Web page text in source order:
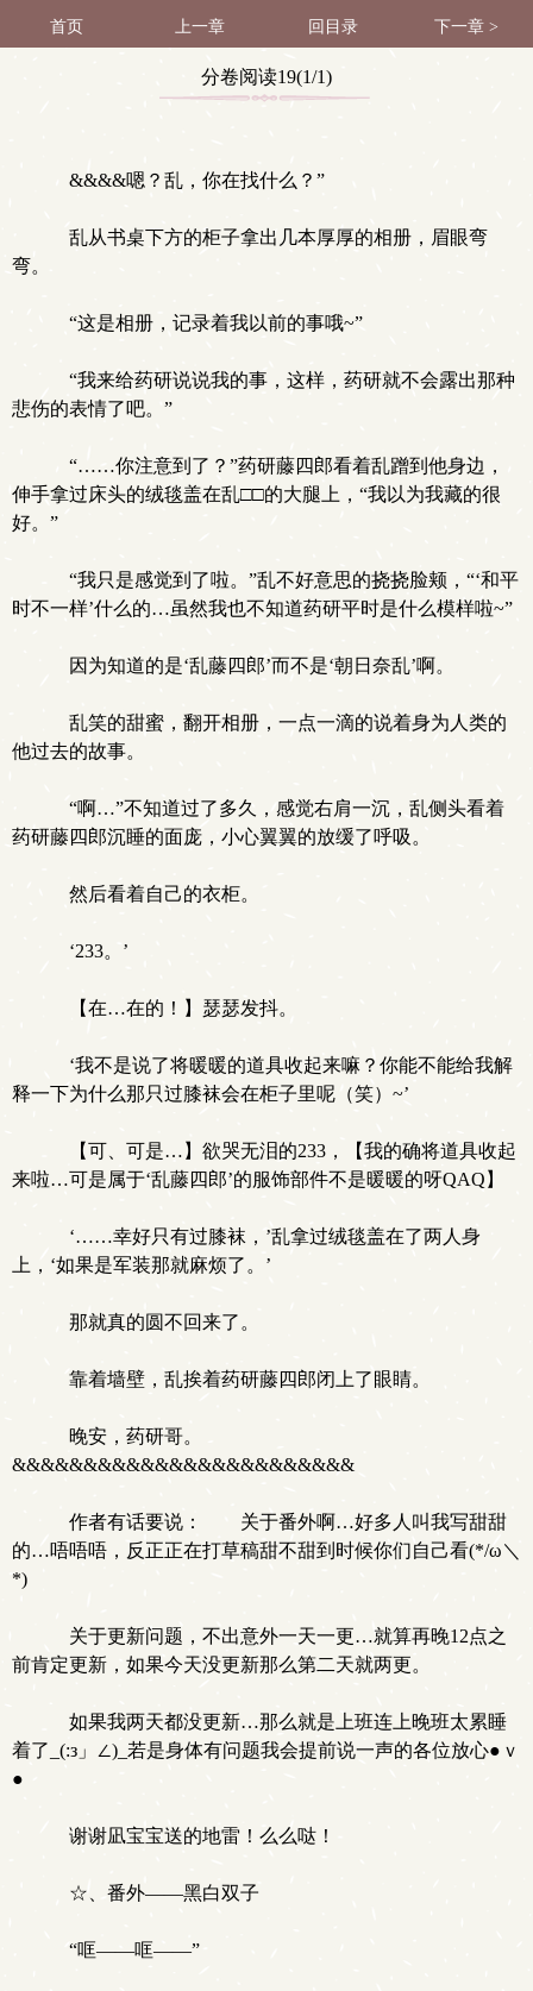
首页 上一章 回目录 下一章 >
分卷阅读19(1/1)
&&&&嗯？乱，你在找什么？”
乱从书桌下方的柜子拿出几本厚厚的相册，眉眼弯
弯。
“这是相册，记录着我以前的事哦~”
“我来给药研说说我的事，这样，药研就不会露出那种
悲伤的表情了吧。”
“……你注意到了？”药研藤四郎看着乱蹭到他身边，
伸手拿过床头的绒毯盖在乱□□的大腿上，“我以为我藏的很
好。”
“我只是感觉到了啦。”乱不好意思的挠挠脸颊，“‘和平
时不一样’什么的…虽然我也不知道药研平时是什么模样啦~”
因为知道的是‘乱藤四郎’而不是‘朝日奈乱’啊。
乱笑的甜蜜，翻开相册，一点一滴的说着身为人类的
他过去的故事。
“啊…”不知道过了多久，感觉右肩一沉，乱侧头看着
药研藤四郎沉睡的面庞，小心翼翼的放缓了呼吸。
然后看着自己的衣柜。
‘233。’
【在…在的！】瑟瑟发抖。
‘我不是说了将暖暖的道具收起来嘛？你能不能给我解
释一下为什么那只过膝袜会在柜子里呢（笑）~’
【可、可是…】欲哭无泪的233，【我的确将道具收起
来啦…可是属于‘乱藤四郎’的服饰部件不是暖暖的呀QAQ】
‘……幸好只有过膝袜，’乱拿过绒毯盖在了两人身
上，‘如果是军装那就麻烦了。’
那就真的圆不回来了。
靠着墙壁，乱挨着药研藤四郎闭上了眼睛。
晚安，药研哥。
&&&&&&&&&&&&&&&&&&&&&&&&
作者有话要说： 关于番外啊…好多人叫我写甜甜
的…唔唔唔，反正正在打草稿甜不甜到时候你们自己看(*/ω＼
*)
关于更新问题，不出意外一天一更…就算再晚12点之
前肯定更新，如果今天没更新那么第二天就两更。
如果我两天都没更新…那么就是上班连上晚班太累睡
着了_(:з」∠)_若是身体有问题我会提前说一声的各位放心●ｖ
●
谢谢凪宝宝送的地雷！么么哒！
☆、番外——黑白双子
“哐——哐——”